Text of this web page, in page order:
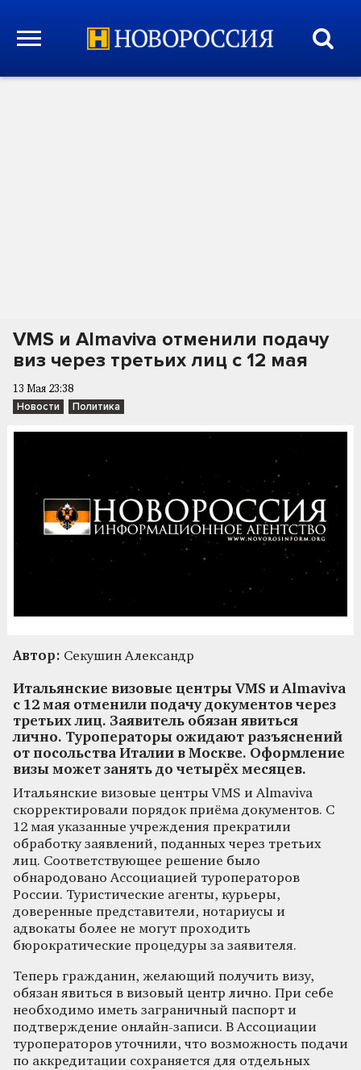
VMS и Almaviva отменили подачу
виз через третьих лиц с 12 мая
13 Мая 23:38
Новости Политика
Автор: Секушин Александр
Итальянские визовые центры VMS и Almaviva
с 12 мая отменили подачу документов через
третьих лиц. Заявитель обязан явиться
лично. Туроператоры ожидают разъяснений
от посольства Италии в Москве. Оформление
визы может занять до четырёх месяцев.
Итальянские визовые центры VMS и Almaviva
скорректировали порядок приёма документов. С
12 мая указанные учреждения прекратили
обработку заявлений, поданных через третьих
лиц. Соответствующее решение было
обнародовано Ассоциацией туроператоров
России. Туристические агенты, курьеры,
доверенные представители, нотариусы и
адвокаты более не могут проходить
бюрократические процедуры за заявителя.
Теперь гражданин, желающий получить визу,
обязан явиться в визовый центр лично. При себе
необходимо иметь заграничный паспорт и
подтверждение онлайн-записи. В Ассоциации
туроператоров уточнили, что возможность подачи
по аккредитации сохраняется для отдельных